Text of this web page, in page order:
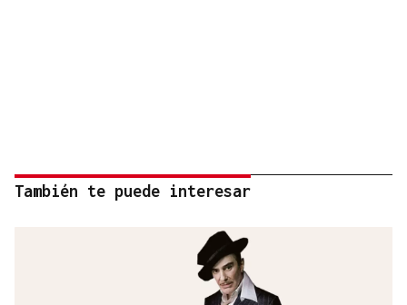
También te puede interesar